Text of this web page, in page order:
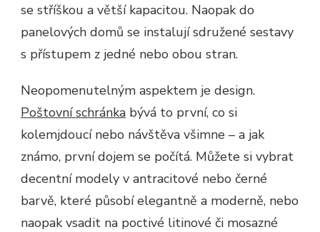
se stříškou a větší kapacitou. Naopak do
panelových domů se instalují sdružené sestavy
s přístupem z jedné nebo obou stran.
Neopomenutelným aspektem je design.
Poštovní schránka bývá to první, co si
kolemjdoucí nebo návštěva všimne – a jak
známo, první dojem se počítá. Můžete si vybrat
decentní modely v antracitové nebo černé
barvě, které působí elegantně a moderně, nebo
naopak vsadit na poctivé litinové či mosazné